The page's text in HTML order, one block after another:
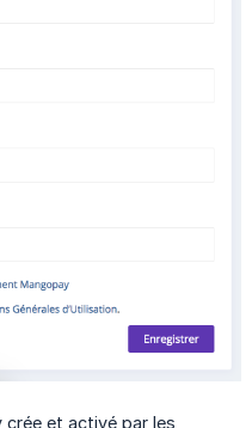
et activé par les